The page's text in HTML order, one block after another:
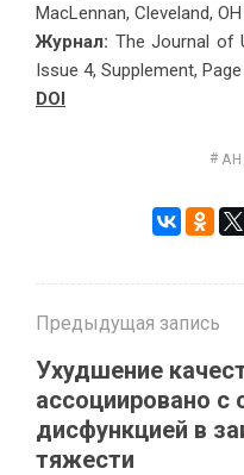
MacLennan, Cleveland, OH
Журнал: The Journal of
Issue 4, Supplement,
DOI
Предыдущая запись
Ухудшение
ассоциировано с
дисфункцией в
тяжести